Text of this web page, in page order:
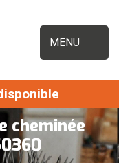
MENU
cheminée